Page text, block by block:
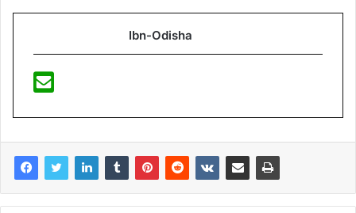
Ibn-Odisha